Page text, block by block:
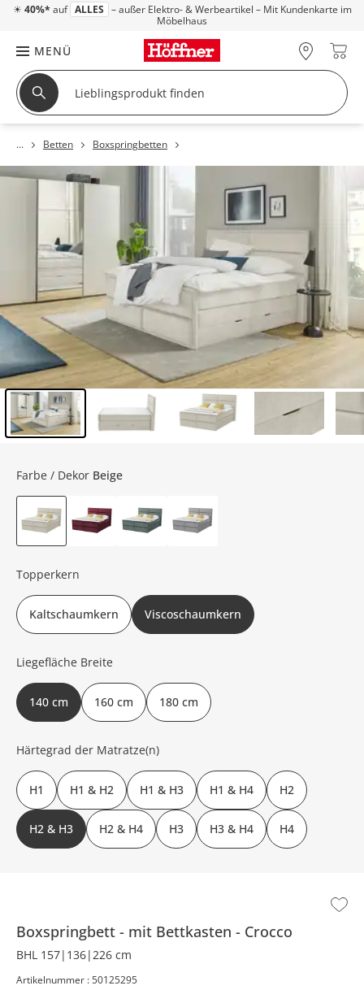
☀ 40%* auf ALLES – außer Elektro- & Werbeartikel – Mit Kundenkarte im
Möbelhaus
MENÜ
Betten Boxspringbetten
Boxspringbett mit Bettkasten Crocco
BHL 157|136|226 cm
Artikelnummer : 50125295
Farbe / Dekor Beige
Topperkern
Kaltschaumkern Viscoschaumkern
Liegefläche Breite
140 cm 160 cm 180 cm
Härtegrad der Matratze(n)
H1 H1 & H2 H1 & H3 H1 & H4 H2
H2 & H3 H2 & H4 H3 H3 & H4 H4